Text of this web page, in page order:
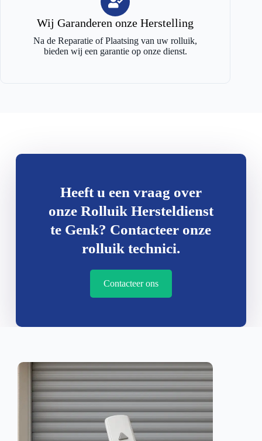
Wij Garanderen onze Herstelling
Na de Reparatie of Plaatsing van uw rolluik,
bieden wij een garantie op onze dienst.
Heeft u een vraag over
onze Rolluik Hersteldienst
te Genk? Contacteer onze
rolluik technici.
Contacteer ons